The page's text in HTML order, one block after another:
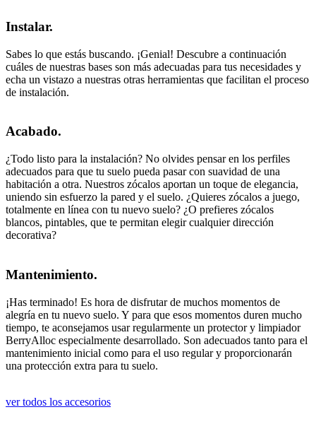
Instalar.
Sabes lo que estás buscando. ¡Genial! Descubre a continuación
cuáles de nuestras bases son más adecuadas para tus necesidades y
echa un vistazo a nuestras otras herramientas que facilitan el proceso
de instalación.
Acabado.
¿Todo listo para la instalación? No olvides pensar en los perfiles
adecuados para que tu suelo pueda pasar con suavidad de una
habitación a otra. Nuestros zócalos aportan un toque de elegancia,
uniendo sin esfuerzo la pared y el suelo. ¿Quieres zócalos a juego,
totalmente en línea con tu nuevo suelo? ¿O prefieres zócalos
blancos, pintables, que te permitan elegir cualquier dirección
decorativa?
Mantenimiento.
¡Has terminado! Es hora de disfrutar de muchos momentos de
alegría en tu nuevo suelo. Y para que esos momentos duren mucho
tiempo, te aconsejamos usar regularmente un protector y limpiador
BerryAlloc especialmente desarrollado. Son adecuados tanto para el
mantenimiento inicial como para el uso regular y proporcionarán
una protección extra para tu suelo.
ver todos los accesorios